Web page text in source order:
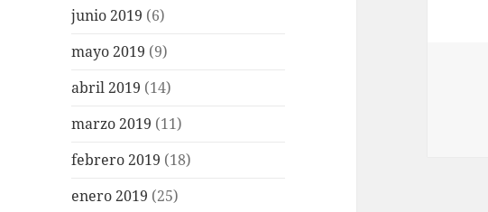
junio 2019 (6)
mayo 2019 (9)
abril 2019 (14)
marzo 2019 (11)
febrero 2019 (18)
enero 2019 (25)